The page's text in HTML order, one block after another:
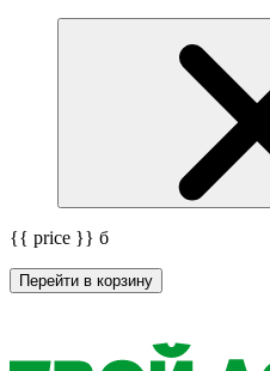
{{ price }} б
Перейти в корзину